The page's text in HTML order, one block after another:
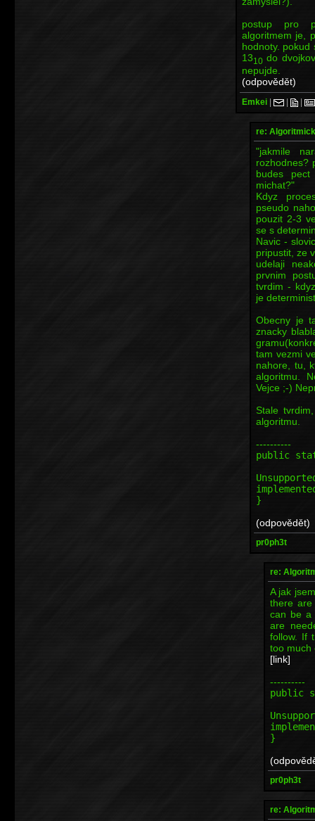
postup pro
algoritmem je,
hodnoty. pokud
1310 do
nepujde.
(odpovědět)
Emkei | | |
re:
"jakmile
rozhodnes?
budes
michat?"
Kdyz
pseudo
pouzit 2-3
se s
Navic -
pripustit, ze
udelaji
prvnim
tvrdim -
je
Obecny je
znacky
tam vezmi
nahore, tu,
algoritmu.
Vejce ;-)
Stale
algoritmu.
----------
public
}
(odpovědět)
pr0ph3t
re:
A jak
there
can be a
are
follow. If
too much
[link]
----------
public
}
pr0ph3t
re: